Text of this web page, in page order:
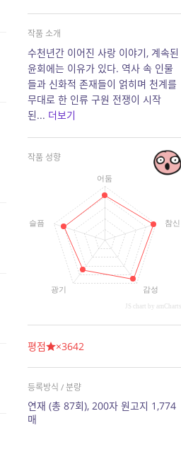
작품 소개
수천년간 이어진 사랑 이야기, 계속된
윤회에는 이유가 있다. 역사 속 인물
들과 신화적 존재들이 얽히며 천계를
무대로 한 인류 구원 전쟁이 시작
된... 더보기
작품 성향
어둠
참신
감성
광기
슬픔
JS chart by amCharts
평점 ×3642
등록방식 / 분량
연재 (총 87회), 200자 원고지 1,774
매